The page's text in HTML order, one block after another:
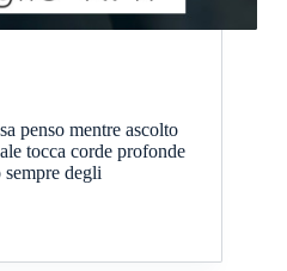
penso mentre ascolto
tocca corde profonde
degli